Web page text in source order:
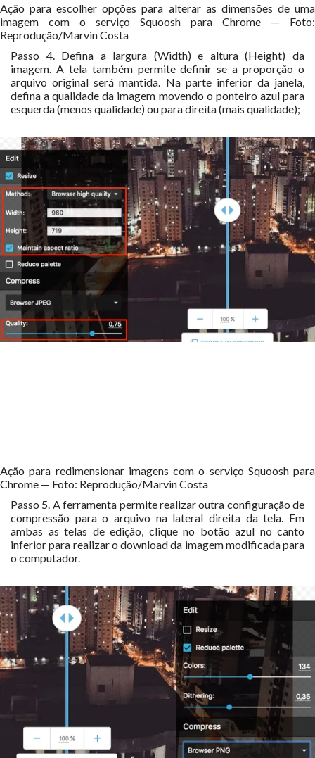
Ação para escolher opções para alterar as dimensões de uma
imagem com o serviço Squoosh para Chrome — Foto:
Reprodução/Marvin Costa
Passo 4. Defina a largura (Width) e altura (Height) da
imagem. A tela também permite definir se a proporção o
arquivo original será mantida. Na parte inferior da janela,
defina a qualidade da imagem movendo o ponteiro azul para
esquerda (menos qualidade) ou para direita (mais qualidade);
Ação para redimensionar imagens com o serviço Squoosh para
Chrome — Foto: Reprodução/Marvin Costa
Passo 5. A ferramenta permite realizar outra configuração de
compressão para o arquivo na lateral direita da tela. Em
ambas as telas de edição, clique no botão azul no canto
inferior para realizar o download da imagem modificada para
o computador.